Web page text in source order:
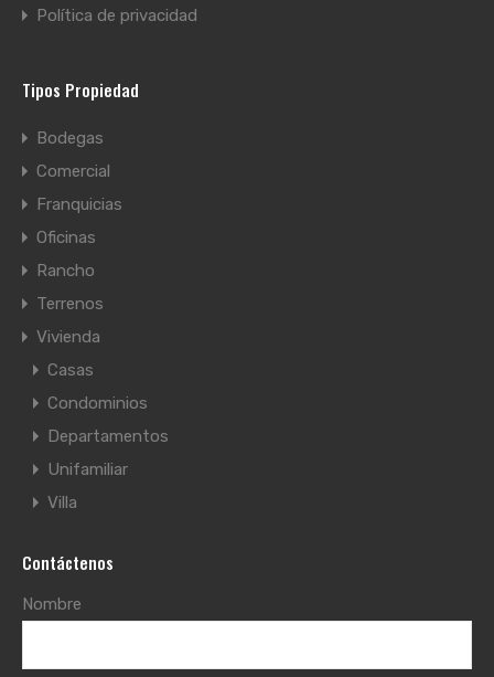
Política de privacidad
Tipos Propiedad
Bodegas
Comercial
Franquicias
Oficinas
Rancho
Terrenos
Vivienda
Casas
Condominios
Departamentos
Unifamiliar
Villa
Contáctenos
Nombre